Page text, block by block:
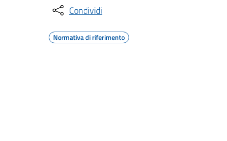
Condividi
Normativa di riferimento